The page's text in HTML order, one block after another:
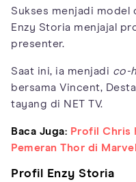
Sukses menjadi model
Enzy Storia menjajal
presenter.
Saat ini, ia menjadi co-
bersama Vincent,
tayang di NET TV.
Baca Juga: Profil Chris
Pemeran Thor di
Profil Enzy Storia